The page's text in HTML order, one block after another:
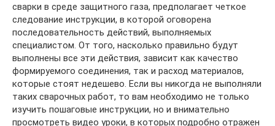
сварки в среде защитного газа, предполагает четкое
следование инструкции, в которой оговорена
последовательность действий, выполняемых
специалистом. От того, насколько правильно будут
выполнены все эти действия, зависит как качество
формируемого соединения, так и расход материалов,
которые стоят недешево. Если вы никогда не выполняли
таких сварочных работ, то вам необходимо не только
изучить пошаговые инструкции, но и внимательно
просмотреть видео уроки, в которых подробно отражен